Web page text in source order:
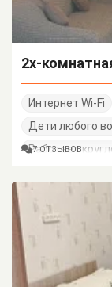
2х-
Интернет Wi-Fi
Дети любого
Работает
7 ОТЗЫВОВ